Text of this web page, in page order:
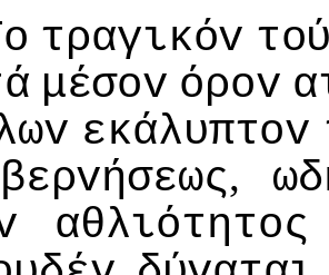
τραγικόv
μέσov όρov
εκάλυπτov
,
αθλιότητoς